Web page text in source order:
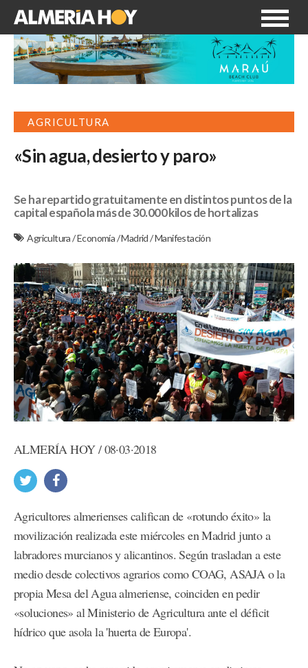
AGRICULTURA
«Sin agua, desierto y paro»
Se ha repartido gratuitamente en distintos puntos de la
capital española más de 30.000 kilos de hortalizas
Agricultura/Economía/Madrid/Manifestación
ALMERÍA HOY / 08·03·2018
Agricultores almerienses califican de «rotundo éxito» la
movilización realizada este miércoles en Madrid junto a
labradores murcianos y alicantinos. Según trasladan a este
medio desde colectivos agrarios como COAG, ASAJA o la
propia Mesa del Agua almeriense, coinciden en pedir
«soluciones» al Ministerio de Agricultura ante el déficit
hídrico que asola la 'huerta de Europa'.